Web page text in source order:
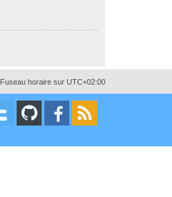
Fuseau horaire sur UTC+02:00